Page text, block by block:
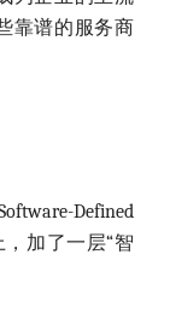
靠谱的服务商
Defined
加了一层“智